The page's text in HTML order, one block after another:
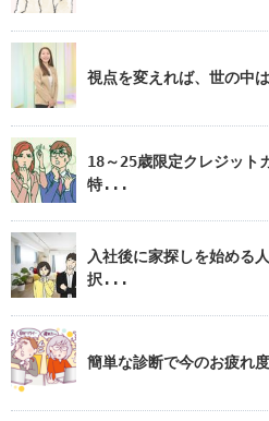
視点を変えれば、世の
18～25歳限定クレジット
特...
入社後に家探しを始める
択...
簡単な診断で今のお疲れ